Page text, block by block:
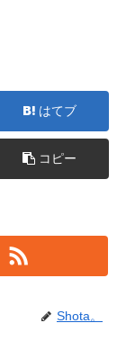
はてブ
コピー
Shota。